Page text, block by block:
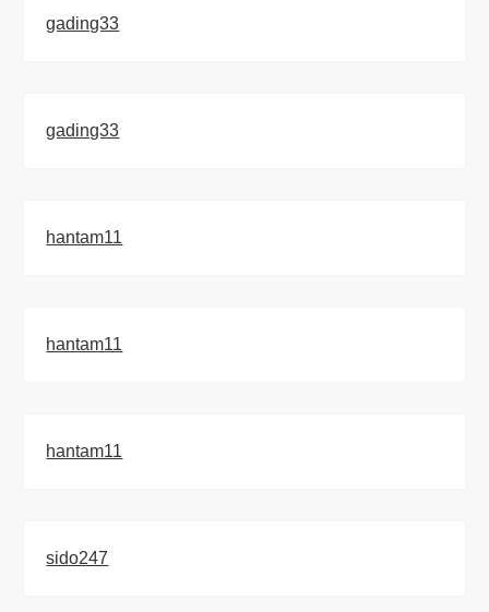
gading33
gading33
hantam11
hantam11
hantam11
sido247